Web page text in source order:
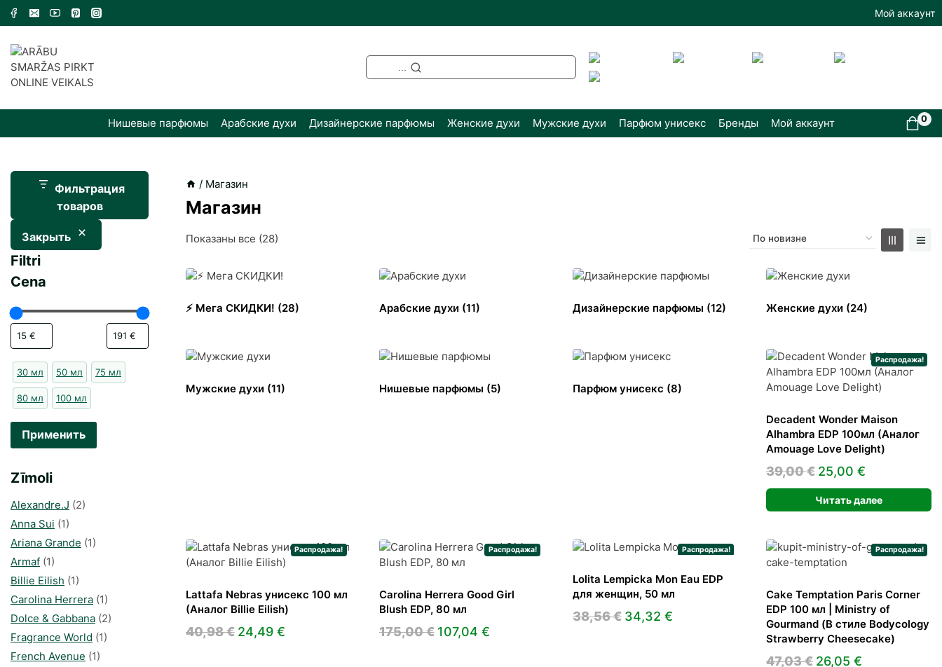
Skip
Мой аккаунт
Нишевые парфюмы Арабские духи Дизайнерские парфюмы Женские духи Мужские духи Парфюм унисекс Бренды Мой аккаунт 0
/ Магазин
Магазин
Показаны все (28)Сортировка:
недавние
⚡️ Мега СКИДКИ! (28) Арабские духи (11) Дизайнерские парфюмы (12) Женские духи (24)
Мужские духи (11) Нишевые парфюмы (5) Парфюм унисекс (8)
Распродажа!
Decadent Wonder Maison
Alhambra EDP 100мл (Аналог
Amouage Love Delight)
39,00€ Первоначальная
цена
составляла
25,00 €Текущая
цена:
25,00 €.
Читать далее
Распродажа!
Lattafa Nebras унисекс 100 мл
(Аналог Billie Eilish)
40,98€ Первоначальная
24,49 €Текущая
Распродажа!
Carolina Herrera Good Girl
Blush EDP, 80 мл
175,00€ Первоначальная
107,04 €Текущая
Распродажа!
Lolita Lempicka Mon Eau EDP
для женщин, 50 мл
38,56€ Первоначальная
34,32 €Текущая
Распродажа!
Cake Temptation Paris Corner
EDP 100 мл | Ministry of
Gourmand (В стиле Bodycology
Strawberry Cheesecake)
47,03€ Первоначальная
26,05 €Текущая
Фильтрация
товаров
Закрыть
Filtri
Cena
30 мл 50 мл 75 мл
80 мл 100 мл
Применить
Zīmoli
Alexandre.J (2)
Anna Sui (1)
Ariana Grande (1)
Armaf (1)
Billie Eilish (1)
Carolina Herrera (1)
Dolce & Gabbana (2)
Fragrance World (1)
French Avenue (1)